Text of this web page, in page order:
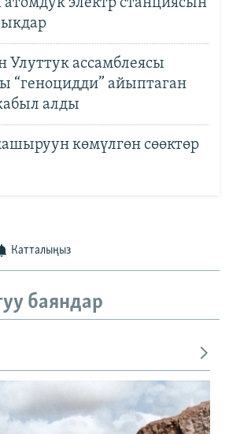
ассамблеясы
“геноцидди” айыптаган
алды
көмүлгөн сөөктөр
Катталыңыз
баяндар